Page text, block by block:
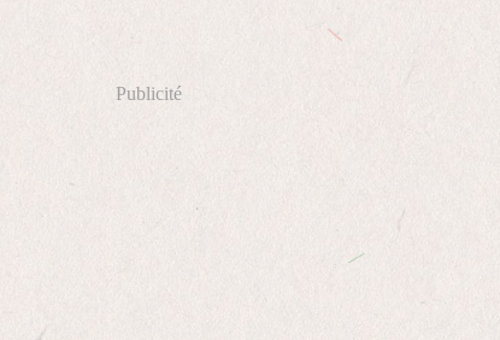
Publicité